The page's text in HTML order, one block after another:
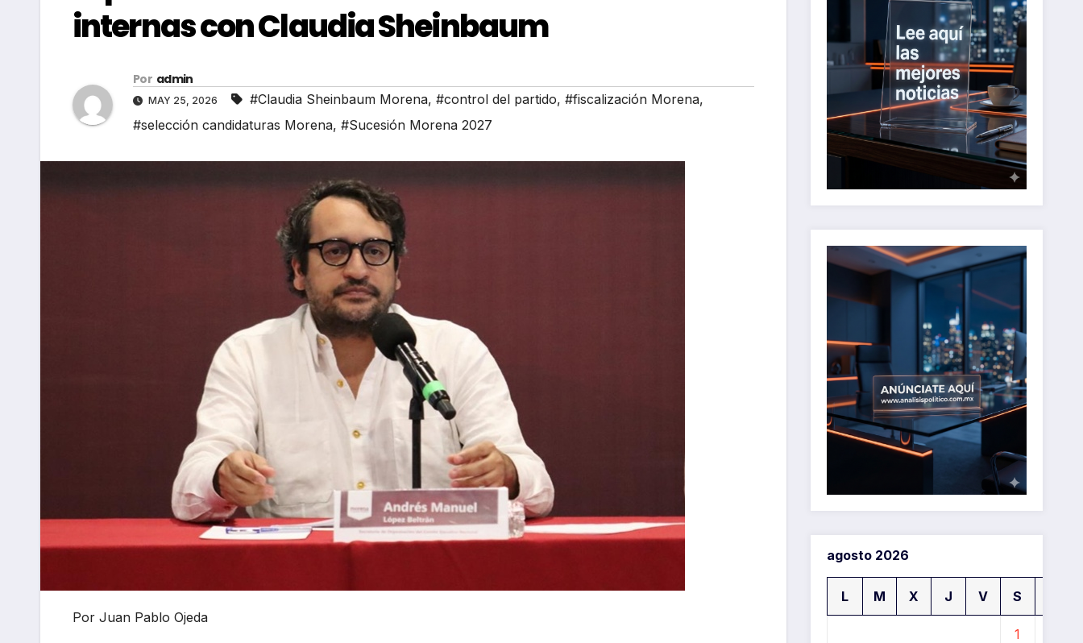
internas con Claudia Sheinbaum
Por admin
MAY 25, 2026 #Claudia Sheinbaum Morena, #control del partido, #fiscalización Morena,
#selección candidaturas Morena, #Sucesión Morena 2027
Por Juan Pablo Ojeda
agosto 2026
L M X J V S
1